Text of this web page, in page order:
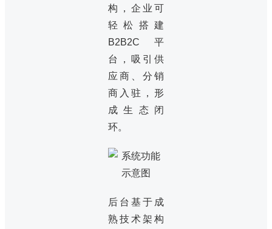
构，企业可
轻松搭建
B2B2C平
台，吸引供
应商、分销
商入驻，形
成生态闭
环。
后台基于成
熟技术架构